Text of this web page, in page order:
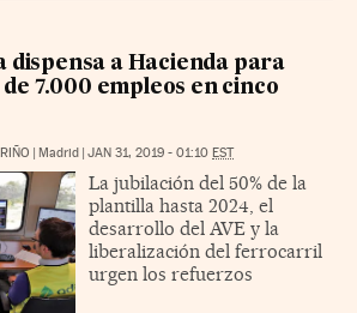
dispensa a Hacienda para
7.000 empleos en cinco
Madrid JAN 31, 2019 - 01:10 EST
La jubilación del 50% de la
plantilla hasta 2024, el
desarrollo del AVE y la
liberalización del ferrocarril
urgen los refuerzos